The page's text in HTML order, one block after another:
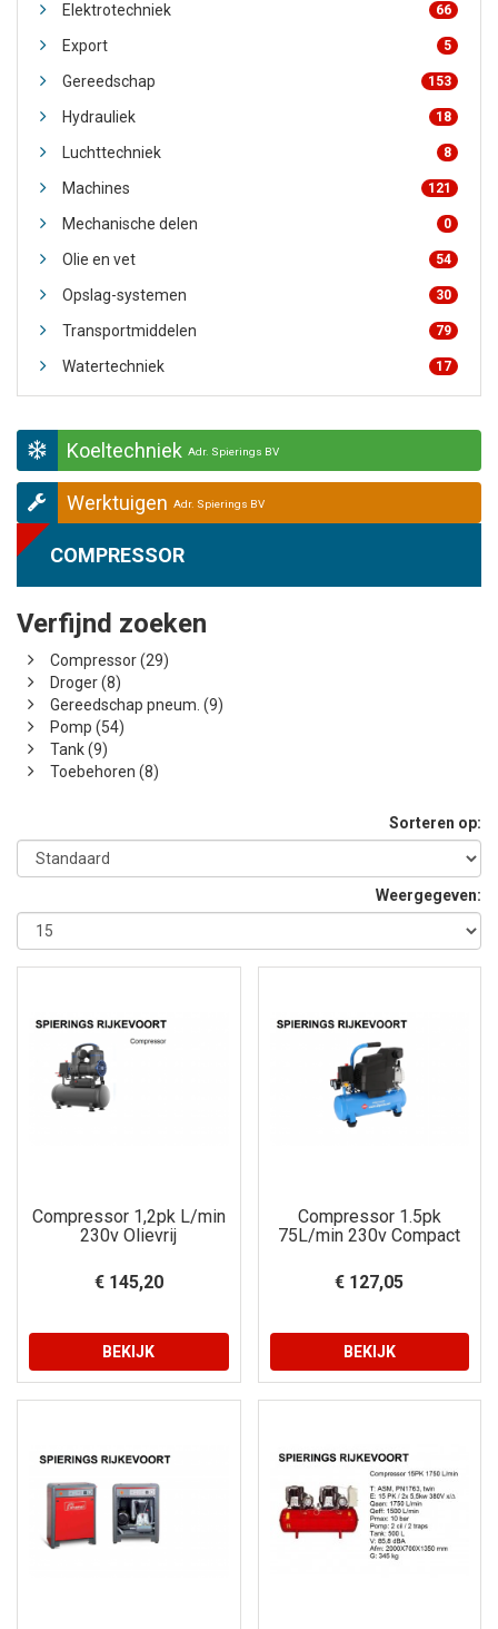
Elektrotechniek 66
Export 5
Gereedschap 153
Hydrauliek 18
Luchttechniek 8
Machines 121
Mechanische delen 0
Olie en vet 54
Opslag-systemen 30
Transportmiddelen 79
Watertechniek 17
Koeltechniek Adr. Spierings BV
Werktuigen Adr. Spierings BV
COMPRESSOR
Verfijnd zoeken
Compressor (29)
Droger (8)
Gereedschap pneum. (9)
Pomp (54)
Tank (9)
Toebehoren (8)
Sorteren op:
Weergegeven:
Compressor 1,2pk L/min
230v Olievrij
€ 145,20
BEKIJK
Compressor 1.5pk
75L/min 230v Compact
€ 127,05
BEKIJK